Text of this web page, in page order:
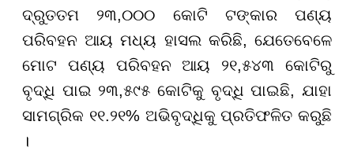
ଦ୍ରୁତତମ ୨୩,୦୦୦ କୋଟି ଟଙ୍କାର ପଣ୍ୟ
ପରିବହନ ଆୟ ମଧ୍ୟ ହାସଲ କରିଛି, ଯେତେବେଳେ
ମୋଟ ପଣ୍ୟ ପରିବହନ ଆୟ ୨୧,୫୪୩ କୋଟିରୁ
ବୃଦ୍ଧି ପାଇ ୨୩,୫୯୫ କୋଟିକୁ ବୃଦ୍ଧି ପାଇଛି, ଯାହା
ସାମଗ୍ରିକ ୧୧.୨୧% ଅଭିବୃଦ୍ଧିକୁ ପ୍ରତିଫଳିତ କରୁଛି
।